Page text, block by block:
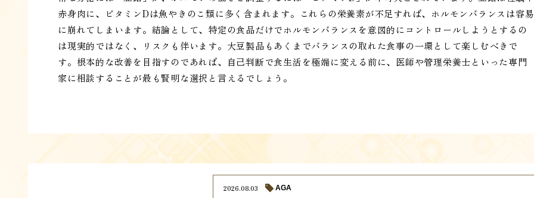
赤身肉に、ビタミンDは魚やきのこ類に多く含まれます。これらの栄養素が不足すれば、ホルモンバランスは容易
に崩れてしまいます。結論として、特定の食品だけでホルモンバランスを意図的にコントロールしようとするの
は現実的ではなく、リスクも伴います。大豆製品もあくまでバランスの取れた食事の一環として楽しむべきで
す。根本的な改善を目指すのであれば、自己判断で食生活を極端に変える前に、医師や管理栄養士といった専門
家に相談することが最も賢明な選択と言えるでしょう。
2026.08.03 AGA